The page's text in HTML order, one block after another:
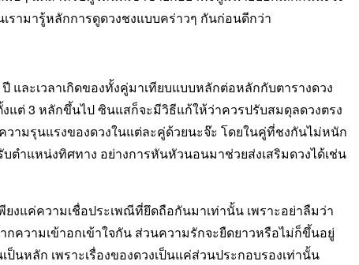
รามารู้หลักการดูดวงชงแบบคร่าวๆ กันก่อนดีกว่า
และเวลาเกิดของทั้งคู่มาเทียบแบบหลักต่อหลักกับตารางดวง
ต่ 3 หลักขึ้นไป ซินแสก็จะมีวิธีแก้ให้ว่าควรปรับสมดุลดวงตรง
ามรุนแรงของดวงในแต่ละคู่ด้วยนะจ๊ะ โดยในคู่ที่ชงกันไม่หนัก
ตำแหน่งทิศทาง อย่างการหันหัวนอนมาช่วยส่งเสริมดวงได้เช่น
งแค่ความเชื่อประเพณีที่ยึดถือกันมาเท่านั้น เพราะอย่าลืมว่า
ความเข้าอกเข้าใจกัน ส่วนความรักจะยืดยาวหรือไม่ก็ขึ้นอยู่
นหลัก เพราะเรื่องของดวงเป็นแค่ส่วนประกอบรองเท่านั้น